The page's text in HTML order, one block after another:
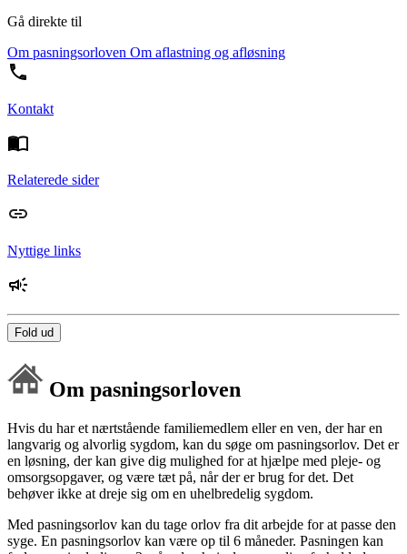
Gå direkte til
Om pasningsorloven Om aflastning og afløsning
Kontakt
Relaterede sider
Nyttige links
Fold ud
Om pasningsorloven
Hvis du har et nærtstående familiemedlem eller en ven, der har en
langvarig og alvorlig sygdom, kan du søge om pasningsorlov. Det er
en løsning, der kan give dig mulighed for at hjælpe med pleje- og
omsorgsopgaver, og være tæt på, når der er brug for det. Det
behøver ikke at dreje sig om en uhelbredelig sygdom.
Med pasningsorlov kan du tage orlov fra dit arbejde for at passe den
syge. En pasningsorlov kan være op til 6 måneder. Pasningen kan